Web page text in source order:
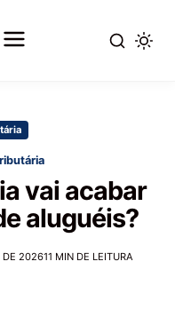
vai acabar
aluguéis?
DE 202611 MIN DE LEITURA